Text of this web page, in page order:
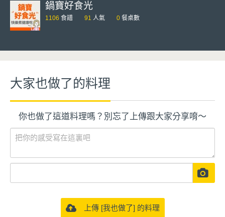
鍋寶好食光
1106 食譜 91 人氣 0 餐桌數
大家也做了的料理
你也做了這道料理嗎？別忘了上傳跟大家分享唷～
上傳 [我也做了] 的料理